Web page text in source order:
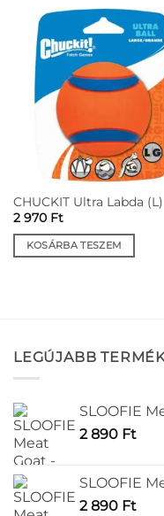
CHUCKIT Ultra Labda (L)
2 970 Ft
KOSÁRBA TESZEM
LEGÚJABB
SLOOFIE
2 890 Ft
SLOOFIE
2 890 Ft